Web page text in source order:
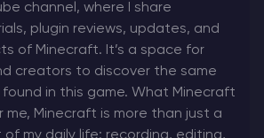
channel, where I share
plugin reviews, updates, and
of Minecraft. It’s a space for
creators to discover the same
in this game. What Minecraft
me, Minecraft is more than just a